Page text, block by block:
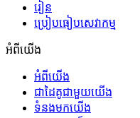
រៀន
ប្រៀបធៀបសេវាកម្ម
អំពីយើង
អំពីយើង
ជាដៃគូជាមួយយើង
ទំនងមកយើង